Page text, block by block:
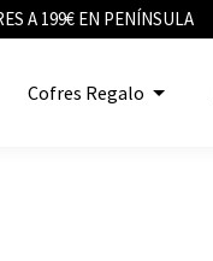
A 199€ EN PENÍNSULA
Cofres Regalo